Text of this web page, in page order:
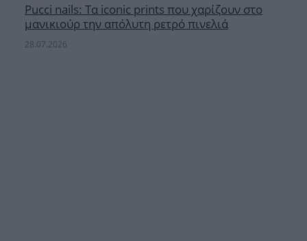
Pucci nails: Τα iconic prints που χαρίζουν στο
μανικιούρ την απόλυτη ρετρό πινελιά
28.07.2026